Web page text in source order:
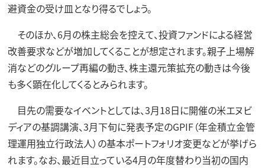
避資金の受け皿となり得るでしょう。
そのほか、6月の株主総会を控えて、投資ファンドによる経営
改善要求などが増加してくることが想定されます。親子上場解
消などのグループ再編の動き、株主還元策拡充の動きは今後
も多く顕在化してくるとみられます。
目先の需要なイベントとしては、3月18日に開催の米エヌビ
ディアの基調講演、3月下旬に発表予定のGPIF（年金積立金管
理運用独立行政法人）の基本ポートフォリオ変更などが挙げら
れます。なお、最近目立っている4月の年度替わり当初の国内